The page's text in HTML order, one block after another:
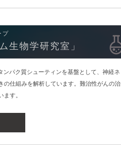
プ
生物学研究室」
ンパク質シューティンを基盤として、神経ネ
の仕組みを解析しています。難治性がんの治
す。